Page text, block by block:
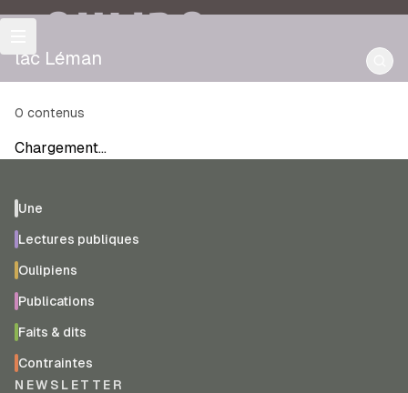
OULIPO
lac Léman
0 contenus
Chargement…
Une
Lectures publiques
Oulipiens
Publications
Faits & dits
Contraintes
NEWSLETTER